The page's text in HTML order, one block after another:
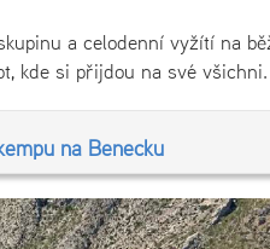
a celodenní vyžítí na
kde si přijdou na své všichni.
na Benecku